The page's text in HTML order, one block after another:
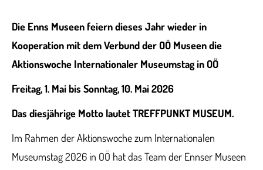
Die Enns Museen feiern dieses Jahr wieder in
Kooperation mit dem Verbund der OÖ Museen die
Aktionswoche Internationaler Museumstag in OÖ
Freitag, 1. Mai bis Sonntag, 10. Mai 2026
Das diesjährige Motto lautet TREFFPUNKT MUSEUM.
Im Rahmen der Aktionswoche zum Internationalen
Museumstag 2026 in OÖ hat das Team der Ennser Museen